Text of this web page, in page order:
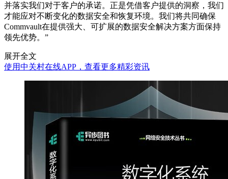
并落实我们对于客户的承诺。正是凭借客户提供的洞察，我们
才能应对不断变化的数据安全和恢复环境。我们将共同确保
Commvault在提供强大、可扩展的数据安全解决方案方面保持
领先优势。”
展开全文
使用中关村在线APP，查看更多精彩资讯